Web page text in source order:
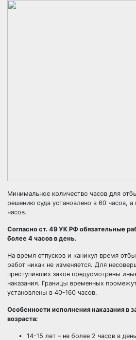
Минимальное количество часов для
решению суда установлено в 60 часов,
часов.
Согласно ст. 49 УК РФ обязательные
более 4 часов в день.
На время отпусков и каникул время
работ никак не изменяется. Для
преступивших закон предусмотрены
наказания. Границы временных
установлены в 40-160 часов.
Особенности исполнения наказания в
возраста:
14-15 лет – не более 2 часов в